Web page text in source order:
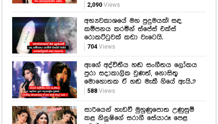
2,090Views
අභ්‍යවකාශයේ මහ පුදුමයක්! සඳ
කම්පනය කරමින් ස්පේස් එක්ස්
රොකට්ටුවක් කඩා වැටෙයි.
704Views
ඇගේ අද්විතීය හඬ සංගීතය ලෝකය
පුරා සදාකාලික වුණත්, නොසිතූ
මොහොතක ඒ හඬ මැකී ගියේ ඇයි..?
588Views
සාරියෙන් හැඩවී මුහුණුපොත උණුසුම්
කළ නිලුෂිගේ සරාගී සේයාරූ පෙළ